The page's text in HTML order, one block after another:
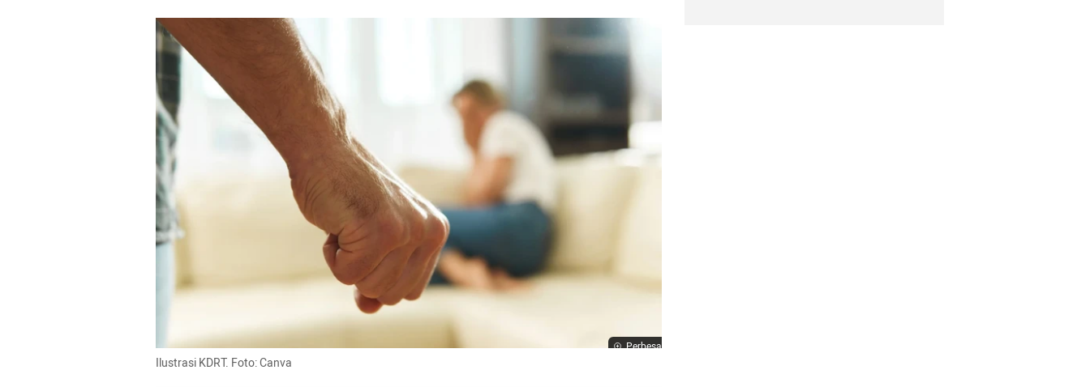
Perbesar
Ilustrasi KDRT. Foto: Canva